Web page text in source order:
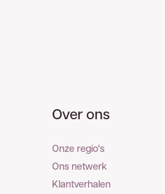
Over ons
Onze regio's
Ons netwerk
Klantverhalen